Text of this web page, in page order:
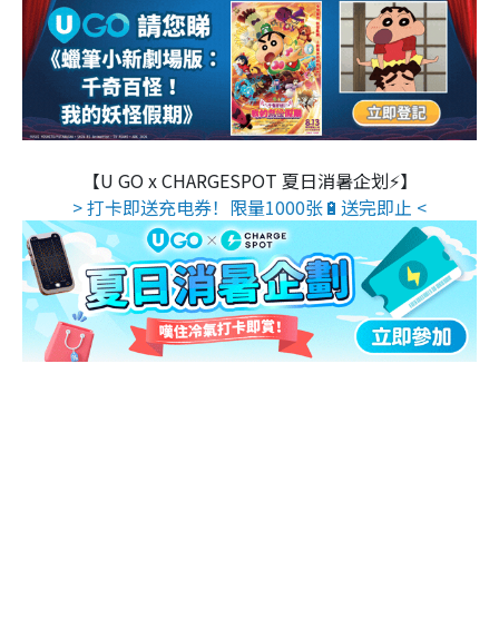
【U GO x CHARGESPOT 夏日消暑企划⚡】
> 打卡即送充电券！限量1000张🔋送完即止 <